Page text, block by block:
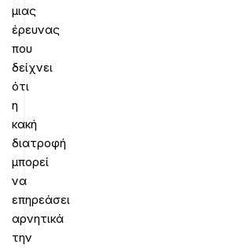
μιας
έρευνας
που
δείχνει
ότι
η
κακή
διατροφή
μπορεί
να
επηρεάσει
αρνητικά
την